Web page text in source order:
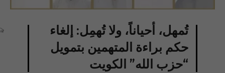
تُمهل، أحياناً، ولا تُهمِل: إلغاء
حكم براءة المتهمين بتمويل
“حزب الله” الكويت